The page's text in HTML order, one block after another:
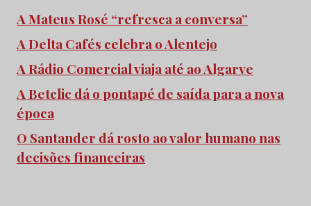
A Mateus Rosé “refresca a conversa”
A Delta Cafés celebra o Alentejo
A Rádio Comercial viaja até ao Algarve
A Betclic dá o pontapé de saída para a nova
época
O Santander dá rosto ao valor humano nas
decisões financeiras